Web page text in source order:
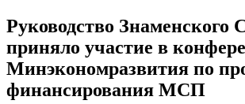
Руководство Знаменского
приняло участие в
Минэкономразвития по
финансирования МСП